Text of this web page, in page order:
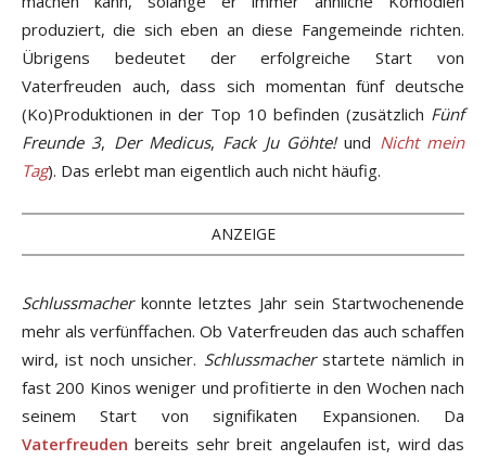
produziert, die sich eben an diese Fangemeinde richten.
Übrigens bedeutet der erfolgreiche Start von
Vaterfreuden auch, dass sich momentan fünf deutsche
(Ko)Produktionen in der Top 10 befinden (zusätzlich Fünf
Freunde 3, Der Medicus, Fack Ju Göhte!und Nicht mein
Tag). Das erlebt man eigentlich auch nicht häufig.
ANZEIGE
Schlussmacherkonnte letztes Jahr sein Startwochenende
mehr als verfünffachen. Ob Vaterfreuden das auch schaffen
wird, ist noch unsicher. Schlussmacherstartete nämlich in
fast 200 Kinos weniger und profitierte in den Wochen nach
seinem Start von signifikaten Expansionen. Da
Vaterfreuden bereits sehr breit angelaufen ist, wird das